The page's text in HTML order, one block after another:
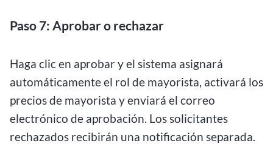
Paso 7: Aprobar o rechazar
Haga clic en aprobar y el sistema asignará
automáticamente el rol de mayorista, activará los
precios de mayorista y enviará el correo
electrónico de aprobación. Los solicitantes
rechazados recibirán una notificación separada.